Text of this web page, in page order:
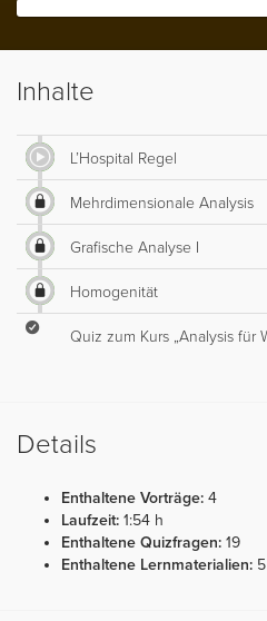
Inhalte
L’Hospital Regel
Mehrdimensionale Analysis
Grafische Analyse I
Homogenität
Quiz zum Kurs „Analysis für
Details
Enthaltene Vorträge: 4
Laufzeit: 1:54 h
Enthaltene Quizfragen: 19
Enthaltene Lernmaterialien: 5